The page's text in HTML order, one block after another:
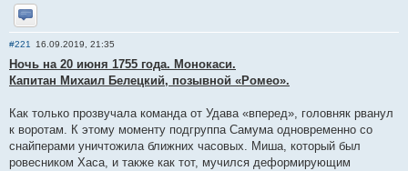
Отправить личное сообщение
#221 16.09.2019, 21:35
Ночь на 20 июня 1755 года. Монокаси.
Капитан Михаил Белецкий, позывной «Ромео».
Как только прозвучала команда от Удава «вперед», головняк рванул
к воротам. К этому моменту подгруппа Самума одновременно со
снайперами уничтожила ближних часовых. Миша, который был
ровесником Хаса, и также как тот, мучился деформирующим